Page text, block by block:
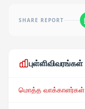
SHARE REPORT
புள்ளிவிவரங்கள்
மொத்த வாக்காளர்கள்